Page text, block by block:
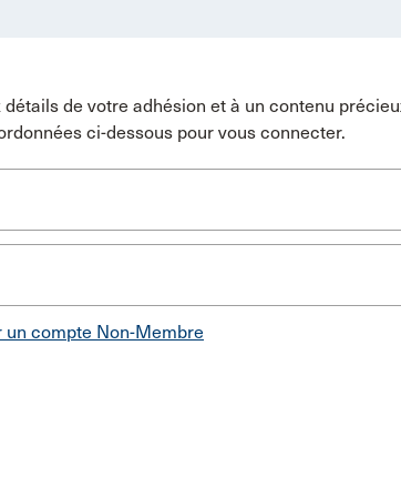
de votre adhésion et à un contenu
ci-dessous pour vous connecter.
un compte Non-Membre